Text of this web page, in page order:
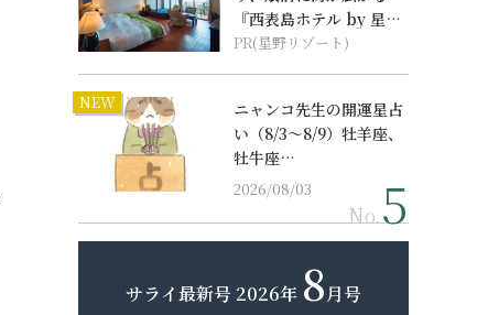
『西表島ホテル by 星野
リゾート』
PR(星野リゾート)
NEW
ニャンコ先生の開運星占
い（8/3～8/9）牡羊座、
牡牛座…
2026/08/03
No.
サライ最新号 2026年 8月号